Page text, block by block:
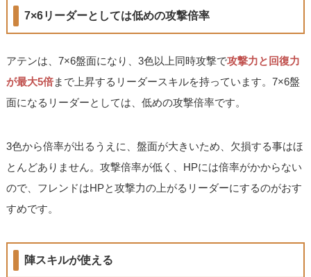
7×6リーダーとしては低めの攻撃倍率
アテンは、7×6盤面になり、3色以上同時攻撃で攻撃力と回復力
が最大5倍まで上昇するリーダースキルを持っています。7×6盤
面になるリーダーとしては、低めの攻撃倍率です。
3色から倍率が出るうえに、盤面が大きいため、欠損する事はほ
とんどありません。攻撃倍率が低く、HPには倍率がかからない
ので、フレンドはHPと攻撃力の上がるリーダーにするのがおす
すめです。
陣スキルが使える